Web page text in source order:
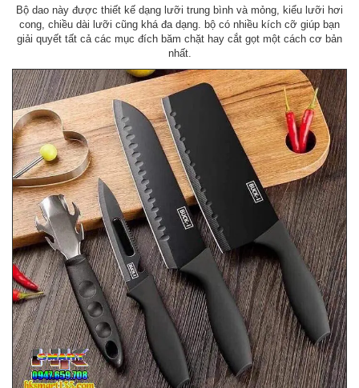
Bộ dao này được thiết kế dạng lưỡi trung bình và mỏng, kiểu lưỡi hơi
cong, chiều dài lưỡi cũng khá đa dạng. bộ có nhiều kích cỡ giúp bạn
giải quyết tất cả các mục đích băm chặt hay cắt gọt một cách cơ bản
nhất.